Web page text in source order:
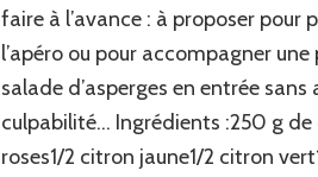
faire à l’avance : à proposer pour
l’apéro ou pour accompagner
salade d’asperges en entrée sans
culpabilité… Ingrédients :250 g de
roses1/2 citron jaune1/2 citron